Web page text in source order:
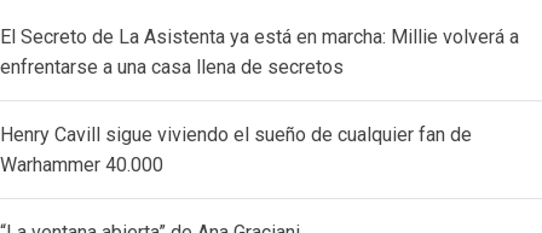
El Secreto de La Asistenta ya está en marcha: Millie volverá a
enfrentarse a una casa llena de secretos
Henry Cavill sigue viviendo el sueño de cualquier fan de
Warhammer 40.000